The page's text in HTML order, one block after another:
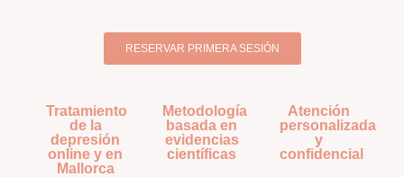
RESERVAR PRIMERA SESIÓN
Tratamiento
de la
depresión
online y en
Mallorca
Metodología
basada en
evidencias
científicas
Atención
personalizada
y
confidencial